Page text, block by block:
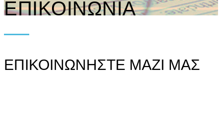
ΕΠΙΚΟΙΝΩΝΙΑ
ΕΠΙΚΟΙΝΩΝΗΣΤΕ ΜΑΖΙ ΜΑΣ